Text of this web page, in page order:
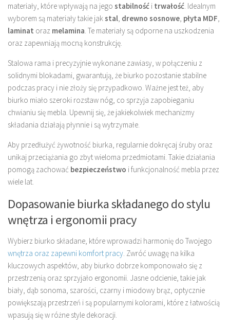
materiały, które wpływają na jego stabilność i trwałość . Idealnym
wyborem są materiały takie jak stal drewno sosnowe płyta MDF
laminat oraz melamina . Te materiały są odporne na uszkodzenia
oraz zapewniają mocną konstrukcję.
Stalowa rama i precyzyjnie wykonane zawiasy, w połączeniu z
solidnymi blokadami, gwarantują, że biurko pozostanie stabilne
podczas pracy i nie złoży się przypadkowo. Ważne jest też, aby
biurko miało szeroki rozstaw nóg, co sprzyja zapobieganiu
chwianiu się mebla. Upewnij się, że jakiekolwiek mechanizmy
składania działają płynnie i są wytrzymałe.
Aby przedłużyć żywotność biurka, regularnie dokręcaj śruby oraz
unikaj przeciążania go zbyt wieloma przedmiotami. Takie działania
pomogą zachować bezpieczeństwo i funkcjonalność mebla przez
wiele lat.
Dopasowanie biurka składanego do stylu
wnętrza i ergonomii pracy
Wybierz biurko składane, które wprowadzi harmonię do Twojego
wnętrza oraz zapewni komfort pracy . Zwróć uwagę na kilka
kluczowych aspektów, aby biurko dobrze komponowało się z
przestrzenią oraz sprzyjało ergonomii. Jasne odcienie, takie jak
biały, dąb sonoma, szarości, czarny i miodowy brąz, optycznie
powiększają przestrzeń i są popularnymi kolorami, które z łatwością
wpasują się w różne style dekoracji.